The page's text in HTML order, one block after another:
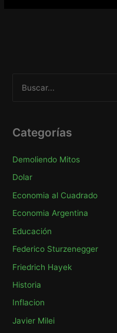
c
r
p
o
Categorías
Demoliendo Mitos
Dolar
Economia al Cuadrado
Economia Argentina
Educación
Federico Sturzenegger
Friedrich Hayek
Historia
Inflacion
Javier Milei